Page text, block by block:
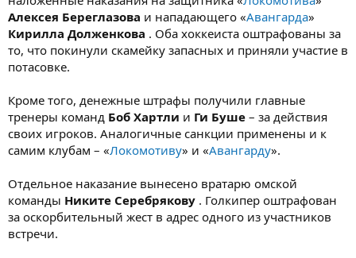
Алексея Береглазова и нападающего «Авангарда»
Кирилла Долженкова . Оба хоккеиста оштрафованы за
то, что покинули скамейку запасных и приняли участие в
потасовке.
Кроме того, денежные штрафы получили главные
тренеры команд Боб Хартли и Ги Буше – за действия
своих игроков. Аналогичные санкции применены и к
самим клубам – «Локомотиву» и «Авангарду».
Отдельное наказание вынесено вратарю омской
команды Никите Серебрякову . Голкипер оштрафован
за оскорбительный жест в адрес одного из участников
встречи.